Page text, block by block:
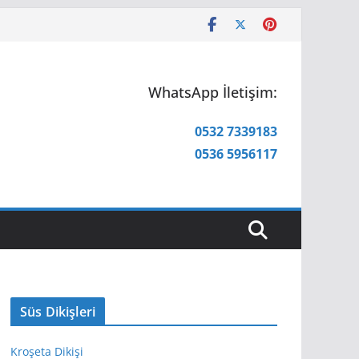
WhatsApp İletişim:
0532 7339183
0536 5956117
Süs Dikişleri
Kroşeta Dikişi